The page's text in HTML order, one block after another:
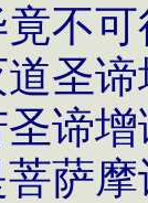
不
圣
谛
萨